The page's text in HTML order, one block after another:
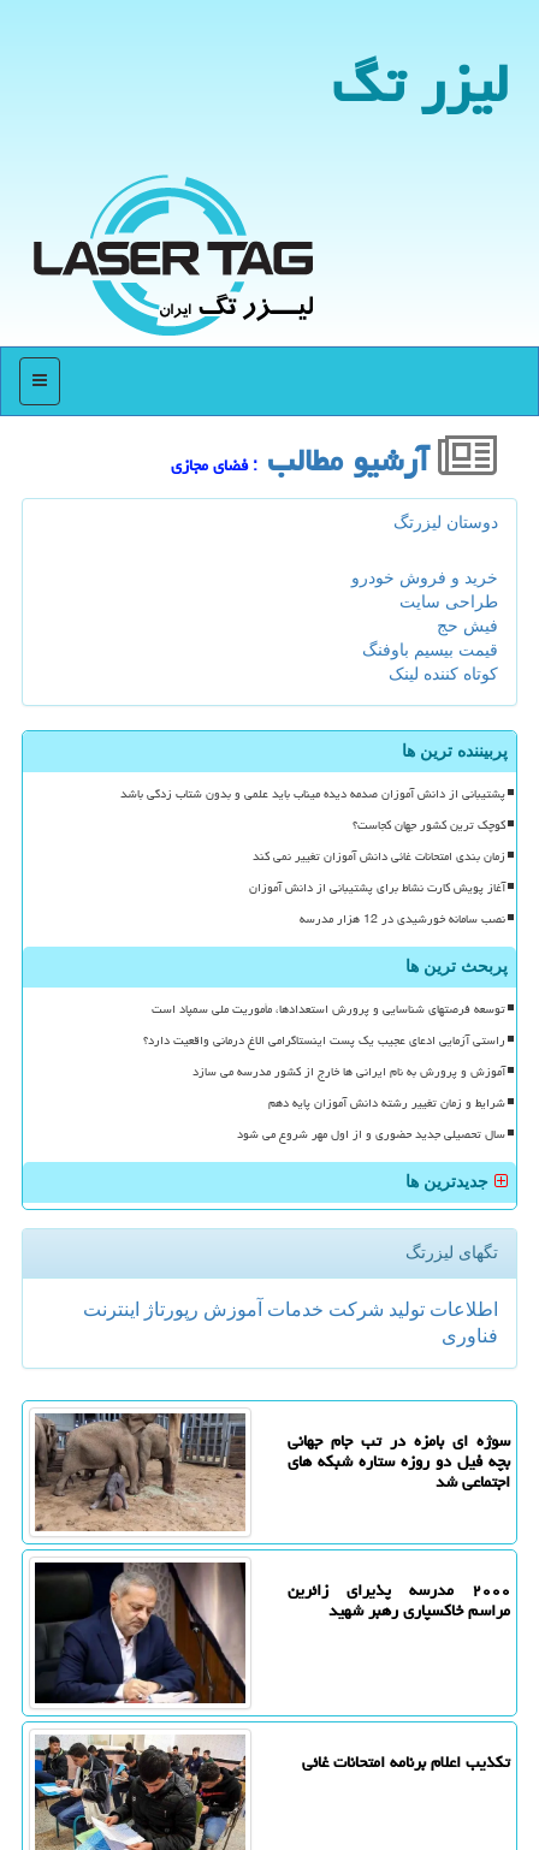
لیزر تگ
منو
آرشیو مطالب : فضای مجازی
دوستان لیزرتگ
خرید و فروش خودرو
طراحی سایت
فیش حج
قیمت بیسیم باوفنگ
کوتاه کننده لینک
پربیننده ترین ها
پشتیبانی از دانش آموزان صدمه دیده میناب باید علمی و بدون شتاب زدگی باشد
کوچک ترین کشور جهان کجاست؟
زمان بندی امتحانات غائی دانش آموزان تغییر نمی کند
آغاز پویش کارت نشاط برای پشتیبانی از دانش آموزان
نصب سامانه خورشیدی در 12 هزار مدرسه
پربحث ترین ها
توسعه فرصتهای شناسایی و پرورش استعدادها، مأموریت ملی سمپاد است
راستی آزمایی ادعای عجیب یک پست اینستاگرامی الاغ درمانی واقعیت دارد؟
آموزش و پرورش به نام ایرانی ها خارج از کشور مدرسه می سازد
شرایط و زمان تغییر رشته دانش آموزان پایه دهم
سال تحصیلی جدید حضوری و از اول مهر شروع می شود
جدیدترین ها
تگهای لیزرتگ
اطلاعات تولید شركت خدمات آموزش رپورتاژ
اینترنت
فناوری
سوژه ای بامزه در تب جام جهانی
بچه فیل دو روزه ستاره شبکه های
اجتماعی شد
۲۰۰۰ مدرسه پذیرای زائرین
مراسم خاکسپاری رهبر شهید
تکذیب اعلام برنامه امتحانات غائی